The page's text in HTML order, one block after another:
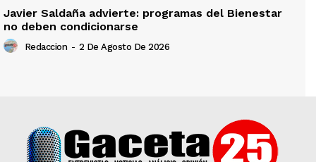
Javier Saldaña advierte: programas del Bienestar
no deben condicionarse
Redaccion - 2 De Agosto De 2026